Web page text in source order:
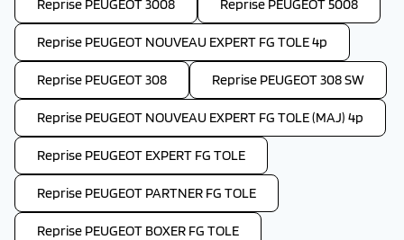
Reprise PEUGEOT 3008 Reprise PEUGEOT 5008
Reprise PEUGEOT NOUVEAU EXPERT FG TOLE 4p
Reprise PEUGEOT 308 Reprise PEUGEOT 308 SW
Reprise PEUGEOT NOUVEAU EXPERT FG TOLE (MAJ) 4p
Reprise PEUGEOT EXPERT FG TOLE
Reprise PEUGEOT PARTNER FG TOLE
Reprise PEUGEOT BOXER FG TOLE